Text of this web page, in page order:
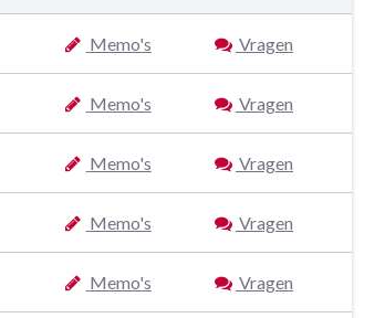
Memo's Vragen
Memo's Vragen
Memo's Vragen
Memo's Vragen
Memo's Vragen